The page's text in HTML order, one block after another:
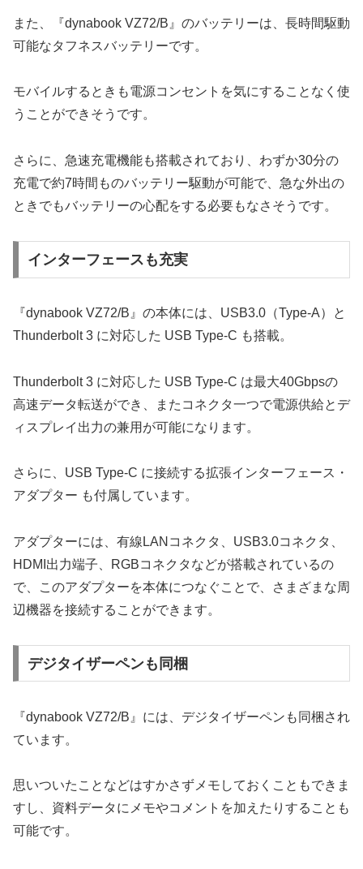
また、『dynabook VZ72/B』のバッテリーは、長時間駆動
可能なタフネスバッテリーです。
モバイルするときも電源コンセントを気にすることなく使
うことができそうです。
さらに、急速充電機能も搭載されており、わずか30分の
充電で約7時間ものバッテリー駆動が可能で、急な外出の
ときでもバッテリーの心配をする必要もなさそうです。
インターフェースも充実
『dynabook VZ72/B』の本体には、USB3.0（Type-A）と
Thunderbolt 3 に対応した USB Type-C も搭載。
Thunderbolt 3 に対応した USB Type-C は最大40Gbpsの
高速データ転送ができ、またコネクタ一つで電源供給とデ
ィスプレイ出力の兼用が可能になります。
さらに、USB Type-C に接続する拡張インターフェース・
アダプター も付属しています。
アダプターには、有線LANコネクタ、USB3.0コネクタ、
HDMI出力端子、RGBコネクタなどが搭載されているの
で、このアダプターを本体につなぐことで、さまざまな周
辺機器を接続することができます。
デジタイザーペンも同梱
『dynabook VZ72/B』には、デジタイザーペンも同梱され
ています。
思いついたことなどはすかさずメモしておくこともできま
すし、資料データにメモやコメントを加えたりすることも
可能です。